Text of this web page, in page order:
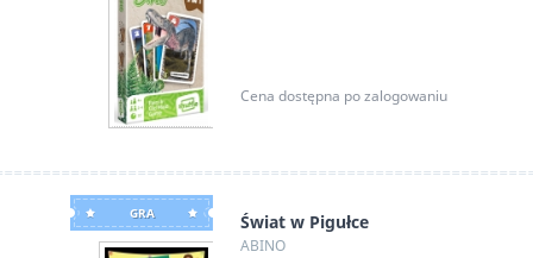
Cena dostępna po zalogowaniu
GRA Świat w Pigułce
ABINO